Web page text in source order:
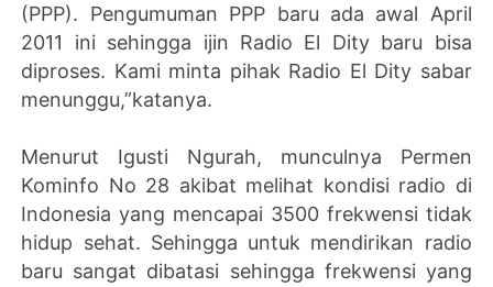
(PPP). Pengumuman PPP baru ada awal April
2011 ini sehingga ijin Radio El Dity baru bisa
diproses. Kami minta pihak Radio El Dity sabar
menunggu,”katanya.
Menurut Igusti Ngurah, munculnya Permen
Kominfo No 28 akibat melihat kondisi radio di
Indonesia yang mencapai 3500 frekwensi tidak
hidup sehat. Sehingga untuk mendirikan radio
baru sangat dibatasi sehingga frekwensi yang